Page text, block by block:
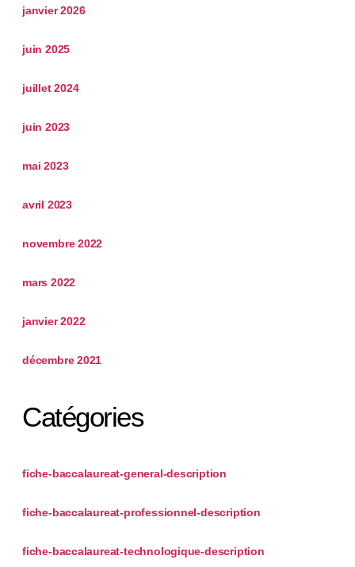
janvier 2026
juin 2025
juillet 2024
juin 2023
mai 2023
avril 2023
novembre 2022
mars 2022
janvier 2022
décembre 2021
Catégories
fiche-baccalaureat-general-description
fiche-baccalaureat-professionnel-description
fiche-baccalaureat-technologique-description